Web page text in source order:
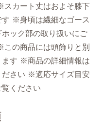
カート丈はおよそ膝下
す ※身頃は繊細なゴース
ック部の取り扱いにご
の商品には頭飾りと別
ます ※商品の詳細情報は
ださい ※適応サイズ目安
覧ください